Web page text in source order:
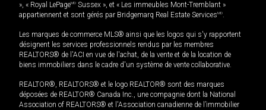
», « Royal LePageMD Sussex », et « Les immeubles Mont-Tremblant »
appartiennent et sont gérés par Bridgemarq Real Estate ServicesMD.
Les marques de commerce MLS® ainsi que les logos qui s'y rapportent
désignent les services professionnels rendus par les membres
REALTORS® de l'ACI en vue de l'achat, de la vente et de la location de
biens immobiliers dans le cadre d'un système de vente collaborative.
REALTOR®, REALTORS® et le logo REALTOR® sont des marques
déposées de REALTOR® Canada Inc., une compagnie dont la National
Association of REALTORS® et l'Association canadienne de l’immobilier